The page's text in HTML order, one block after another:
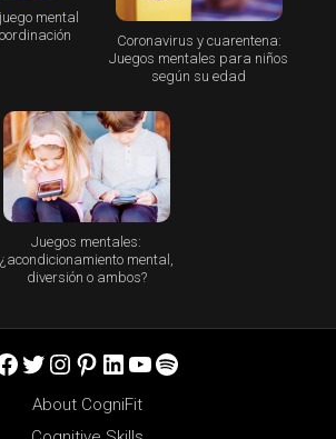
mental
Coronavirus y cuarentena:
Juegos mentales para niños
según su edad
Juegos mentales:
¿acondicionamiento mental,
diversión o ambos?
Twitter
Instagram
Pinterest
LinkedIn
YouTube
Spotify
About CogniFit